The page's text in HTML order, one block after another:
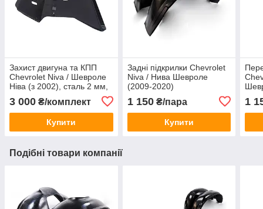
Захист двигуна та КПП
Chevrolet Niva / Шевроле
Ніва (з 2002), сталь 2 мм,
3 000 ₴/комплект
Купити
Задні підкрилки Chevrolet
Niva / Нива Шевроле
(2009-2020)
1 150₴/пара
Купити
1
Подібні товари компанії